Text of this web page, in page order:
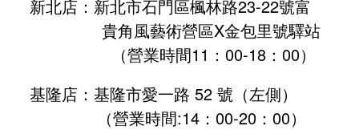
新北店：新北市石門區楓林路23-22號富
貴角風藝術營區X金包里號驛站
（營業時間11：00-18：00）
基隆店：基隆市愛一路 52 號（左側）
（營業時間:14：00-20：00）